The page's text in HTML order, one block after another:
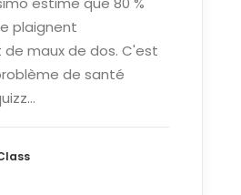
plaignent
maux de dos. C'est
de santé